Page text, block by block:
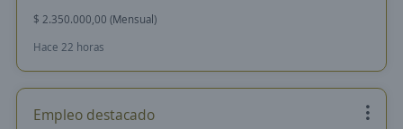
$ 2.350.000,00 (Mensual)
Hace 22 horas
Empleo destacado